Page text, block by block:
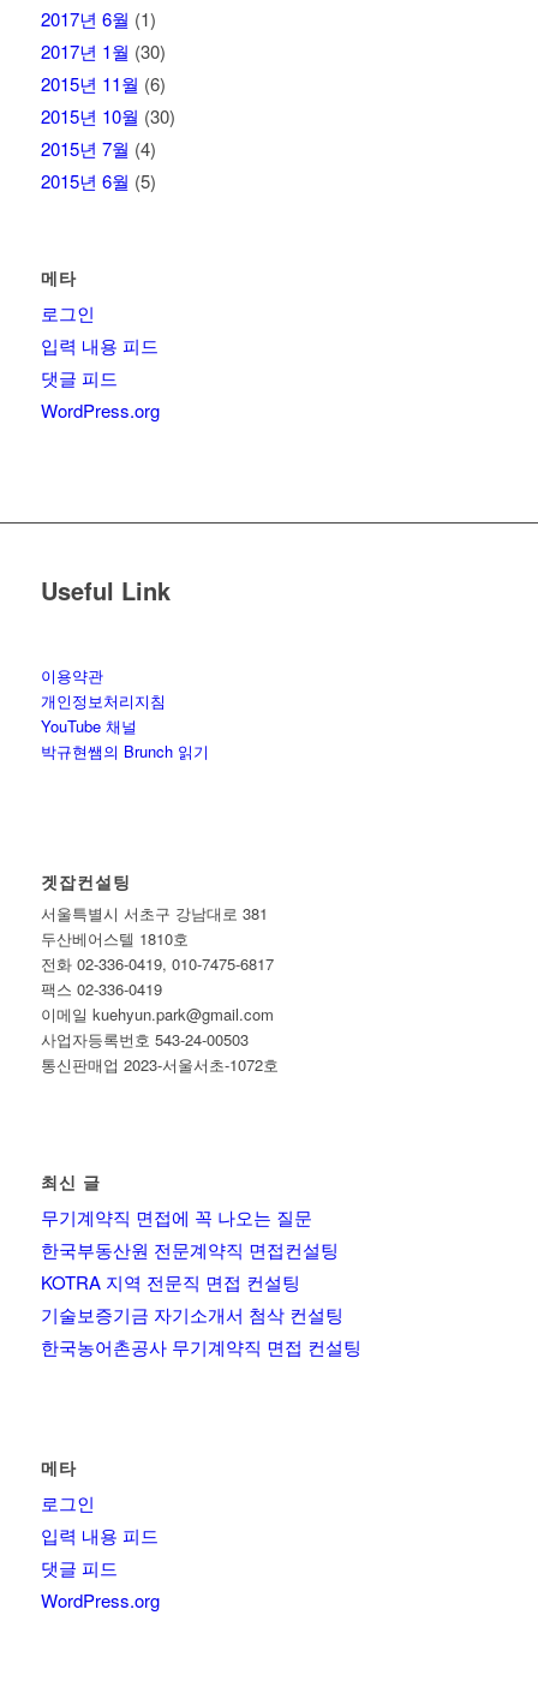
2017년 6월 (1)
2017년 1월 (30)
2015년 11월 (6)
2015년 10월 (30)
2015년 7월 (4)
2015년 6월 (5)
메타
로그인
입력 내용 피드
댓글 피드
WordPress.org
Useful Link
이용약관
개인정보처리지침
YouTube 채널
박규현쌤의 Brunch 읽기
겟잡컨설팅
서울특별시 서초구 강남대로 381
두산베어스텔 1810호
전화 02-336-0419, 010-7475-6817
팩스 02-336-0419
이메일 kuehyun.park@gmail.com
사업자등록번호 543-24-00503
통신판매업 2023-서울서초-1072호
최신 글
무기계약직 면접에 꼭 나오는 질문
한국부동산원 전문계약직 면접컨설팅
KOTRA 지역 전문직 면접 컨설팅
기술보증기금 자기소개서 첨삭 컨설팅
한국농어촌공사 무기계약직 면접 컨설팅
메타
로그인
입력 내용 피드
댓글 피드
WordPress.org